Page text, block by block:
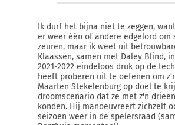
Ik durf het bijna niet te zeggen,
er weer één of andere edgelord om
zeuren, maar ik weet uit
Klaassen, samen met Daley Blind,
2021-2022 eindeloos druk op de
heeft proberen uit te oefenen om
Maarten Stekelenburg op doel te
droomscenario dat ze met z'n
konden. Hij manoeuvreert zichzelf
seizoen weer in de spelersraad